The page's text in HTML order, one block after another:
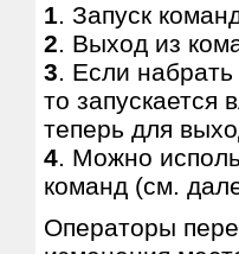
1. Запуск
2. Выход из
3. Если
то запускается
теперь для
4. Можно
команд (см.
Операторы